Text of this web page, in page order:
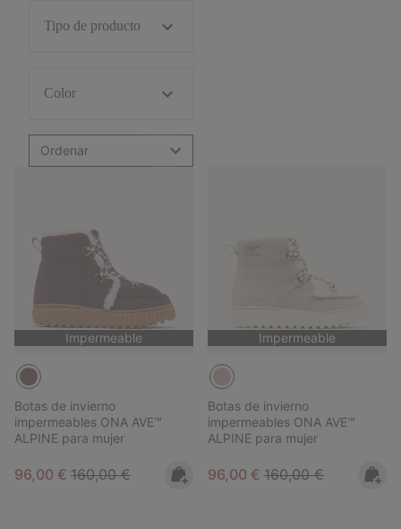
Tipo de producto
Color
Ordenar
Impermeable
Botas de invierno
impermeables ONA AVE™
ALPINE para mujer
Sale price:
96,00 € Regular price:
160,00 €
Impermeable
Botas de invierno
impermeables ONA AVE™
ALPINE para mujer
Sale price:
96,00 € Regular price:
160,00 €